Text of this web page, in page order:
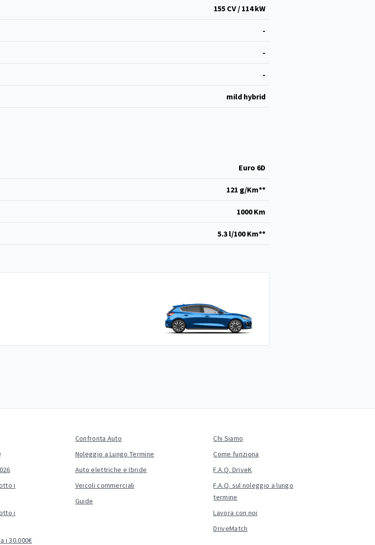
155 CV / 114 kW
-
-
-
mild hybrid
Euro 6D
121 g/Km**
1000 Km
5.3 l/100 Km**
i
i
i 30.000€
Confronta Auto
Noleggio a Lungo Termine
Auto elettriche e Ibride
Veicoli commerciali
Guide
Chi Siamo
Come funziona
F.A.Q. DriveK
F.A.Q. sul noleggio a lungo
termine
Lavora con noi
DriveMatch